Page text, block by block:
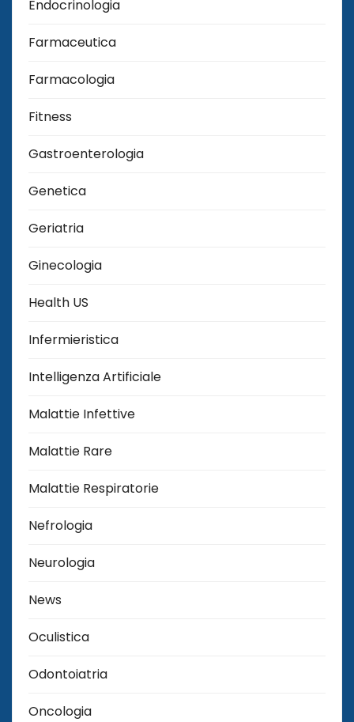
Endocrinologia
Farmaceutica
Farmacologia
Fitness
Gastroenterologia
Genetica
Geriatria
Ginecologia
Health US
Infermieristica
Intelligenza Artificiale
Malattie Infettive
Malattie Rare
Malattie Respiratorie
Nefrologia
Neurologia
News
Oculistica
Odontoiatria
Oncologia